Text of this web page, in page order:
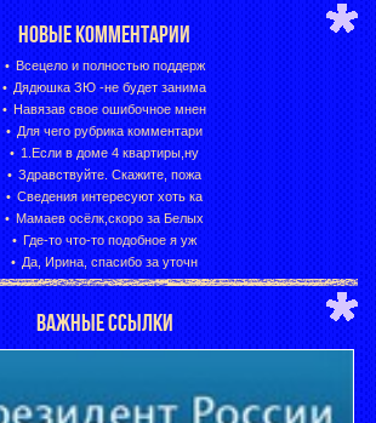
НОВЫЕ КОММЕНТАРИИ
Всецело и полностью поддерж
Дядюшка ЗЮ -не будет занима
Навязав свое ошибочное мнен
Для чего рубрика комментари
1.Если в доме 4 квартиры,ну
Здравствуйте. Скажите, пожа
Сведения интересуют хоть ка
Мамаев осёлк,скоро за Белых
Где-то что-то подобное я уж
Да, Ирина, спасибо за уточн
ВАЖНЫЕ ССЫЛКИ